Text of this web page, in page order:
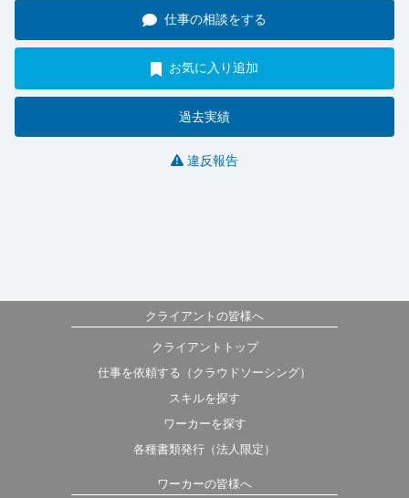
仕事の相談をする
お気に入り追加
過去実績
違反報告
クライアントの皆様へ
クライアントトップ
仕事を依頼する（クラウドソーシング）
スキルを探す
ワーカーを探す
各種書類発行（法人限定）
ワーカーの皆様へ